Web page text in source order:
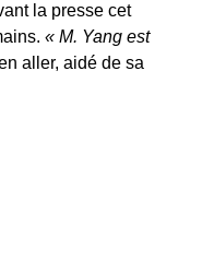
la presse cet
« M. Yang est
aller, aidé de sa